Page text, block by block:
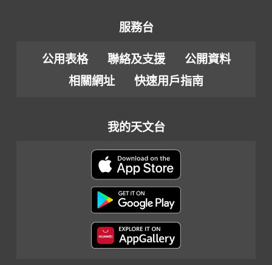
服務台
公用表格 聯絡及支援
公開資料
相關網址
快速用戶指南
我的天文台